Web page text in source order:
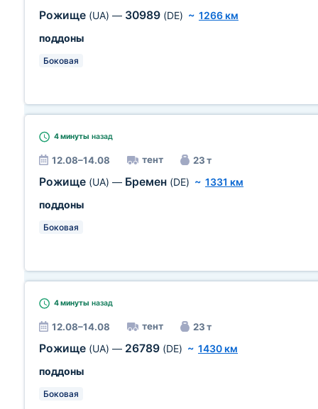
Рожище (UA) — 30989 (DE) ~ 1266 км
поддоны
Боковая
4 минуты назад
12.08–14.08 тент 23 т
Рожище (UA) — Бремен (DE) ~ 1331 км
поддоны
Боковая
4 минуты назад
12.08–14.08 тент 23 т
Рожище (UA) — 26789 (DE) ~ 1430 км
поддоны
Боковая